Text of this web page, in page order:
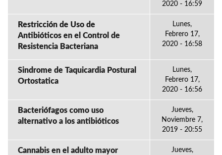
2020 - 16:59
Restricción de Uso de
Antibióticos en el Control de
Resistencia Bacteriana
Lunes,
Febrero 17,
2020 - 16:58
Sindrome de Taquicardia Postural
Ortostatica
Lunes,
Febrero 17,
2020 - 16:56
Bacteriófagos como uso
alternativo a los antibióticos
Jueves,
Noviembre 7,
2019 - 20:55
Cannabis en el adulto mayor
Jueves,